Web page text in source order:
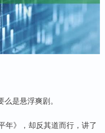
是悬浮爽剧。
年》，却反其道而行，讲了